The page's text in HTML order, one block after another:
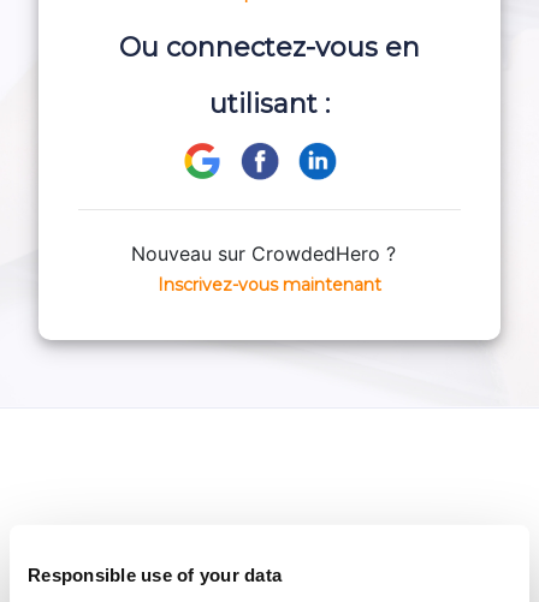
Responsible use of your data
Ou connectez-vous en
utilisant :
Nouveau sur CrowdedHero ?
Inscrivez-vous maintenant